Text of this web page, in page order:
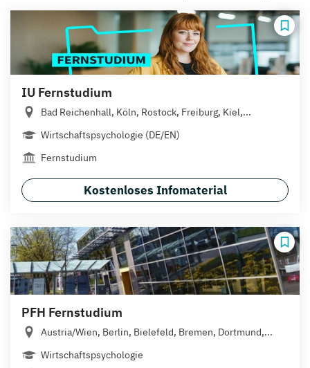
IU Fernstudium
Bad Reichenhall, Köln, Rostock, Freiburg, Kiel,...
Wirtschaftspsychologie (DE/EN)
Fernstudium
Kostenloses Infomaterial
PFH Fernstudium
Austria/Wien, Berlin, Bielefeld, Bremen, Dortmund,...
Wirtschaftspsychologie